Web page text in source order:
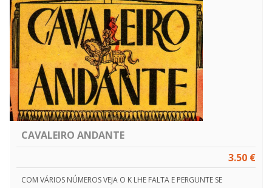
CAVALEIRO ANDANTE
3.50 €
COM VÁRIOS NÚMEROS VEJA O K LHE FALTA E PERGUNTE SE